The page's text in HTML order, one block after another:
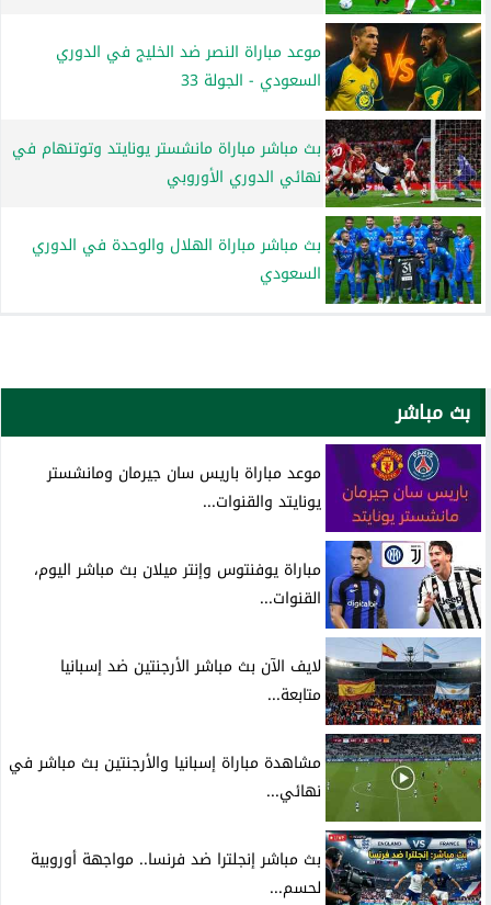
موعد مباراة النصر ضد الخليج في الدوري
السعودي - الجولة 33
بث مباشر مباراة مانشستر يونايتد وتوتنهام في
نهائي الدوري الأوروبي
بث مباشر مباراة الهلال والوحدة في الدوري
السعودي
بث مباشر
موعد مباراة باريس سان جيرمان ومانشستر
يونايتد والقنوات...
مباراة يوفنتوس وإنتر ميلان بث مباشر اليوم،
القنوات...
لايف الآن بث مباشر الأرجنتين ضد إسبانيا
متابعة...
مشاهدة مباراة إسبانيا والأرجنتين بث مباشر في
نهائي...
بث مباشر إنجلترا ضد فرنسا.. مواجهة أوروبية
لحسم...